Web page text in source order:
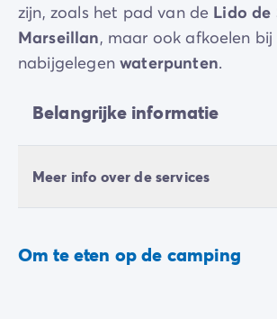
zijn, zoals het pad van de Lido de
Marseillan, maar ook afkoelen bij
nabijgelegenwaterpunten.
Belangrijke informatie
Meer info over de services
Om te eten op de camping